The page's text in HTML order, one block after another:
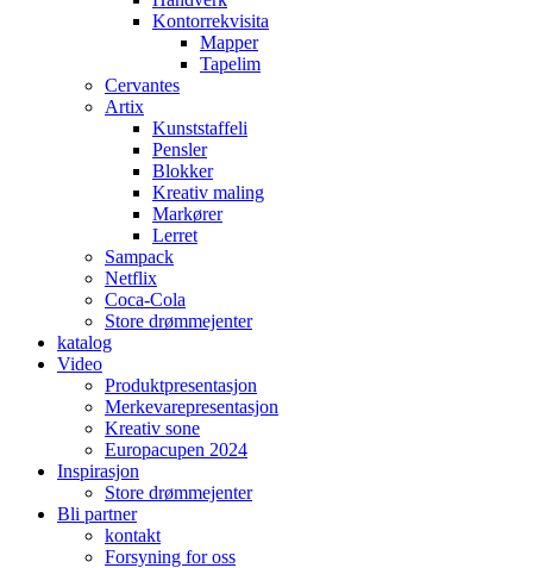
Kontorrekvisita
Mapper
Tapelim
Cervantes
Artix
Kunststaffeli
Pensler
Blokker
Kreativ maling
Markører
Lerret
Sampack
Netflix
Coca-Cola
Store drømmejenter
katalog
Video
Produktpresentasjon
Merkevarepresentasjon
Kreativ sone
Europacupen 2024
Inspirasjon
Store drømmejenter
Bli partner
kontakt
Forsyning for oss